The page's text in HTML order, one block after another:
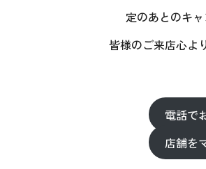
定のあとのキャ
皆様のご来店心よ
電話で
店舗を